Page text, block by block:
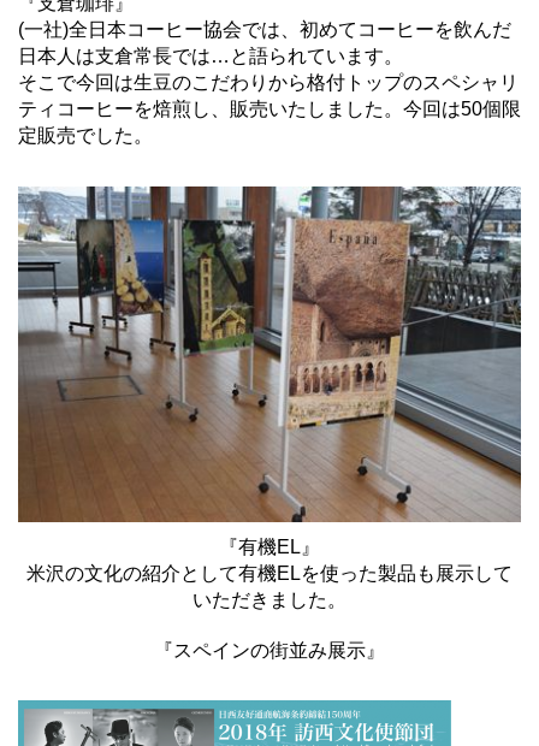
(一社)全日本コーヒー協会では、初めてコーヒーを飲んだ
日本人は支倉常長では…と語られています。
そこで今回は生豆のこだわりから格付トップのスペシャリ
ティコーヒーを焙煎し、販売いたしました。今回は50個限
定販売でした。
『有機EL』
米沢の文化の紹介として有機ELを使った製品も展示して
いただきました。
『スペインの街並み展示』